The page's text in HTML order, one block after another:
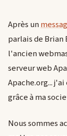
Après un
parlais de
l'ancien
serveur web
Apache.org...
grâce à ma
Nous sommes